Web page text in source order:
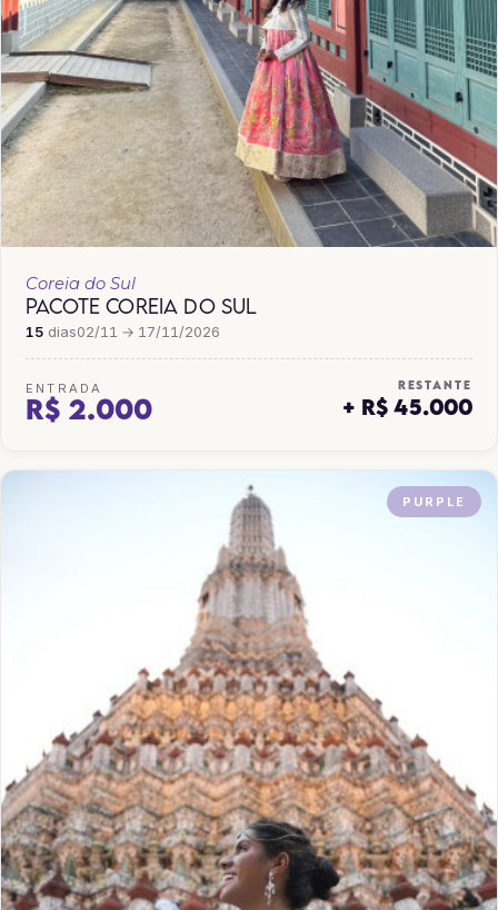
Coreia do Sul
PACOTE COREIA DO SUL
15 dias02/11 → 17/11/2026
ENTRADA
R$ 2.000
RESTANTE
+ R$ 45.000
PURPLE